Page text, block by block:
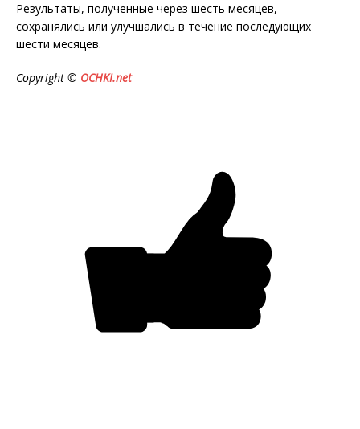
Результаты, полученные через шесть месяцев,
сохранялись или улучшались в течение последующих
шести месяцев.
Copyright © OCHKI.net